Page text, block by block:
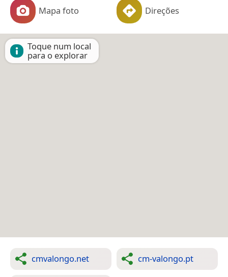
Mapa foto Direções
Toque num local
para o explorar
cmvalongo.net cm-valongo.pt